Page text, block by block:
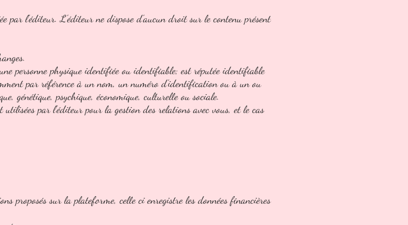
par l'éditeur. L'éditeur ne dispose d'aucun droit sur le contenu présent
personne physique identifiée ou identifiable; est réputée identifiable
par référence à un nom, un numéro d'identification ou à un ou
génétique, psychique, économique, culturelle ou sociale.
par l'éditeur pour la gestion des relations avec vous, et le cas
proposés sur la plateforme, celle ci enregistre les données financières